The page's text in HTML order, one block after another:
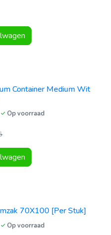
Container Medium Wit
Op voorraad
70X100 [Per Stuk]
Op voorraad